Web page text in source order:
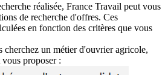
réalisée, France Travail peut vous
de recherche d'offres. Ces
en fonction des critères que vous
cherchez un métier d'ouvrier agricole,
proposer :